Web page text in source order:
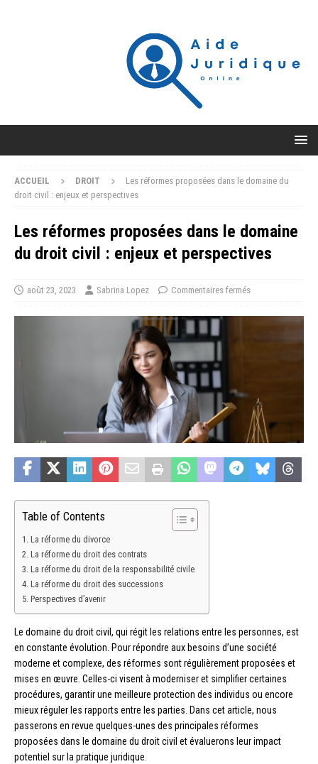
ACCUEIL DROIT
Les réformes proposées dans le domaine du
droit civil : enjeux et perspectives
Les réformes proposées dans le domaine
du droit civil : enjeux et perspectives
août 23, 2023 Sabrina Lopez Commentaires fermés
Table of Contents
La réforme du divorce
La réforme du droit des contrats
La réforme du droit de la responsabilité civile
La réforme du droit des successions
Perspectives d’avenir
Le domaine du droit civil, qui régit les relations entre les personnes, est
en constante évolution. Pour répondre aux besoins d’une société
moderne et complexe, des réformes sont régulièrement proposées et
mises en œuvre. Celles-ci visent à moderniser et simplifier certaines
procédures, garantir une meilleure protection des individus ou encore
mieux réguler les rapports entre les parties. Dans cet article, nous
passerons en revue quelques-unes des principales réformes
proposées dans le domaine du droit civil et évaluerons leur impact
potentiel sur la pratique juridique.